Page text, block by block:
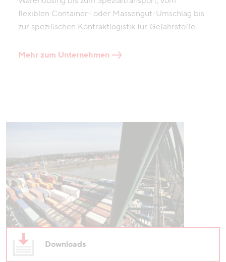
flexiblen Container- oder Massengut-Umschlag bis
zur spezifischen Kontraktlogistik für Gefahrstoffe.
Mehr zum Unternehmen
Downloads